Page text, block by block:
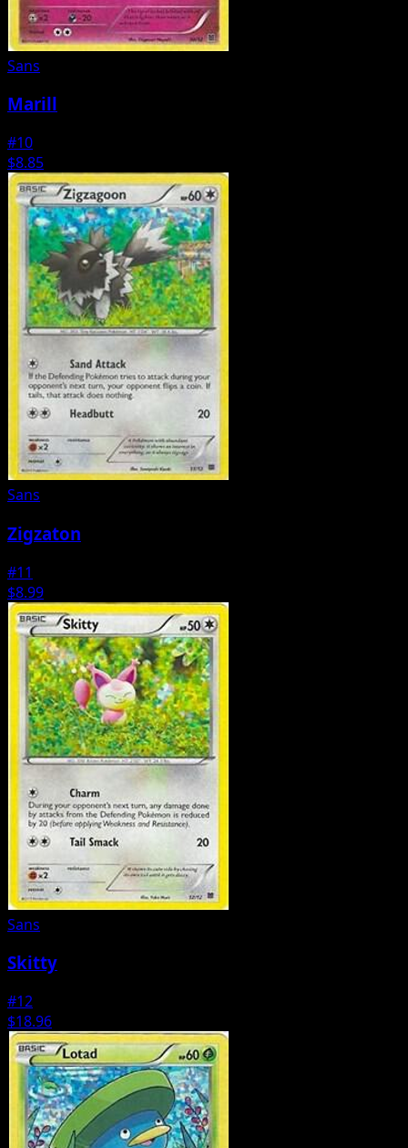
Sans
Marill
#10
$8.85
Sans
Zigzaton
#11
$8.99
Sans
Skitty
#12
$18.96